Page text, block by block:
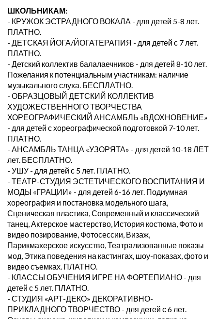
ШКОЛЬНИКАМ:
- КРУЖОК ЭСТРАДНОГО ВОКАЛА - для детей 5-8 лет.
ПЛАТНО.
- ДЕТСКАЯ ЙОГА/ЙОГАТЕРАПИЯ - для детей с 7 лет.
ПЛАТНО.
- Детский коллектив балалаечников - для детей 8-10 лет.
Пожелания к потенциальным участникам: наличие
музыкального слуха. БЕСПЛАТНО.
- ОБРАЗЦОВЫЙ ДЕТСКИЙ КОЛЛЕКТИВ
ХУДОЖЕСТВЕННОГО ТВОРЧЕСТВА
ХОРЕОГРАФИЧЕСКИЙ АНСАМБЛЬ «ВДОХНОВЕНИЕ»
- для детей с хореографической подготовкой 7-10 лет.
ПЛАТНО.
- АНСАМБЛЬ ТАНЦА «УЗОРЯТА» - для детей 10-18 ЛЕТ
лет. БЕСПЛАТНО.
- УШУ - для детей с 5 лет. ПЛАТНО.
- ТЕАТР-СТУДИЯ ЭСТЕТИЧЕСКОГО ВОСПИТАНИЯ И
МОДЫ «ГРАЦИИ» - для детей 6-16 лет. Подиумная
хореография и постановка модельного шага,
Сценическая пластика, Современный и классический
танец, Актерское мастерство, История костюма, Фото и
видео позирование, Фотосессии, Визаж,
Парикмахерское искусство, Театрализованные показы
мод, Этика поведения на кастингах, шоу-показах, фото и
видео съемках. ПЛАТНО.
- КЛАССЫ ОБУЧЕНИЯ ИГРЕ НА ФОРТЕПИАНО - для
детей с 5 лет. ПЛАТНО.
- СТУДИЯ «АРТ-ДЕКО» ДЕКОРАТИВНО-
ПРИКЛАДНОГО ТВОРЧЕСТВО - для детей с 6 лет.